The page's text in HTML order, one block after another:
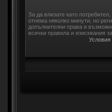
За да влизате като
отнема няколко минути, но
допълнителни права и
всички правила и изисквания
Условия